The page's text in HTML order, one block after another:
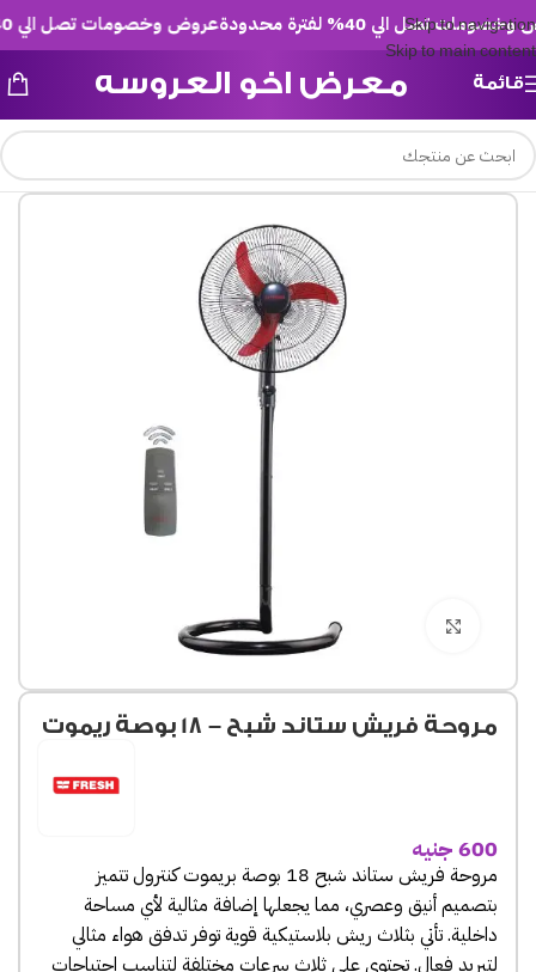
Skip to navigation
Skip to main content
عروض وخصومات تصل الي 40% لفترة محدودة تصل الي 40% لفترة محدودة
قائمة معرض اخو العروسه
Click to enlarge
مروحة فريش ستاند شبح – 18 بوصة ريموت
600جنيه
مروحة فريش ستاند شبح 18 بوصة بريموت كنترول تتميز
بتصميم أنيق وعصري، مما يجعلها إضافة مثالية لأي مساحة
داخلية. تأتي بثلاث ريش بلاستيكية قوية توفر تدفق هواء مثالي
لتبريد فعال. تحتوي على ثلاث سرعات مختلفة لتناسب احتياجات